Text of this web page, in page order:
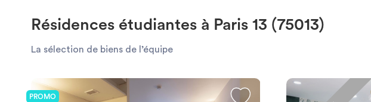
Résidences étudiantes à Paris 13 (75013)
La sélection de biens de l’équipe
PROMO